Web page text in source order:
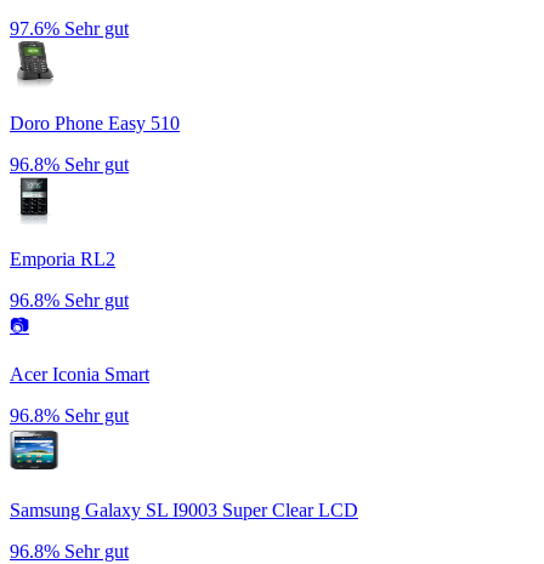
97.6% Sehr gut
Doro Phone Easy 510
96.8% Sehr gut
Emporia RL2
96.8% Sehr gut
📷
Acer Iconia Smart
96.8% Sehr gut
Samsung Galaxy SL I9003 Super Clear LCD
96.8% Sehr gut